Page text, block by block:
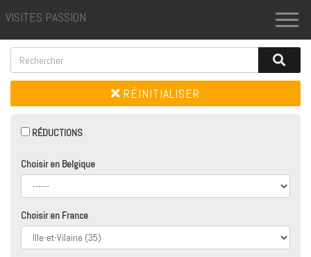
VISITES PASSION
RÉINITIALISER
RÉDUCTIONS
Choisir en Belgique
Choisir en France